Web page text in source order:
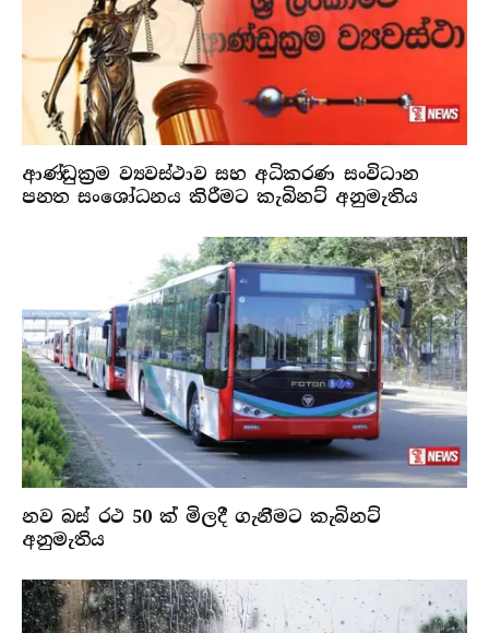
ආණ්ඩුක්‍රම ව්‍යවස්ථාව සහ අධිකරණ සංවිධාන
පනත සංශෝධනය කිරීමට කැබිනට් අනුමැතිය
නව බස් රථ 50 ක් මිලදී ගැනීමට කැබිනට්
අනුමැතිය